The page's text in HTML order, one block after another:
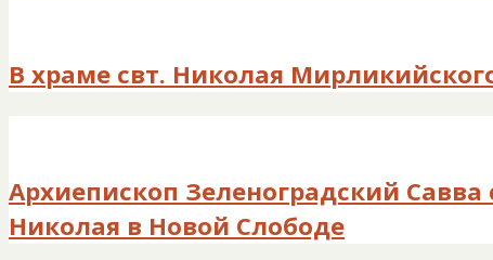
В храме свт. Николая
Архиепископ Зеленоградский
Николая в Новой Слободе